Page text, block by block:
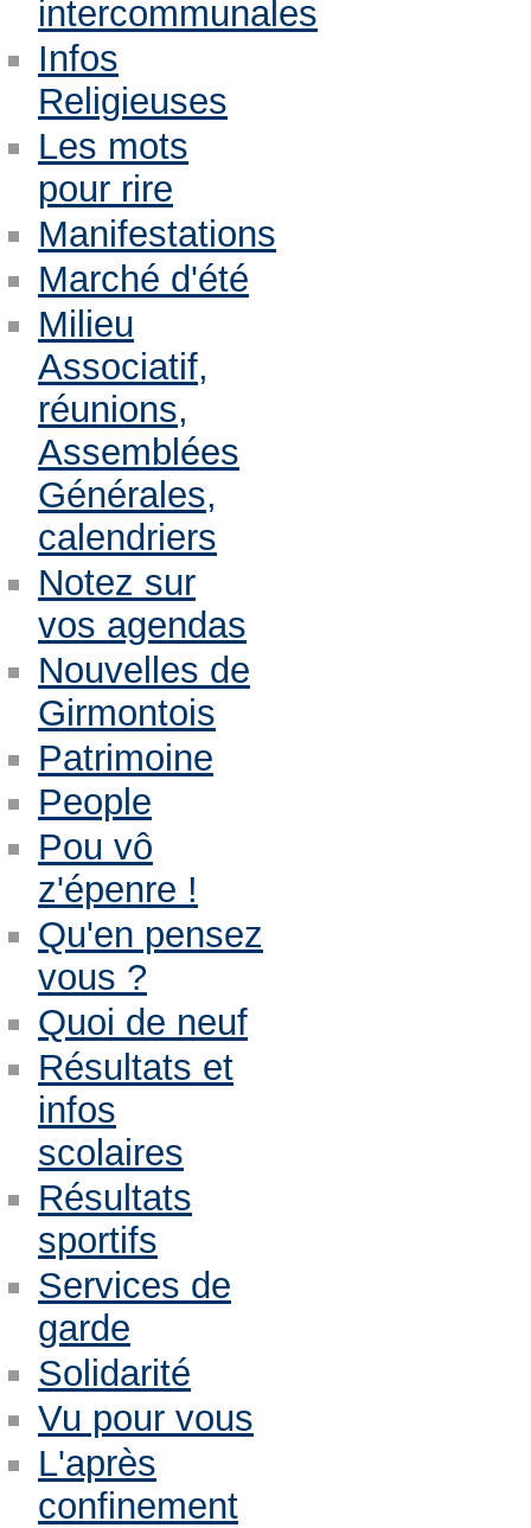
intercommunales
Infos
Religieuses
Les mots
pour rire
Manifestations
Marché d'été
Milieu
Associatif,
réunions,
Assemblées
Générales,
calendriers
Notez sur
vos agendas
Nouvelles de
Girmontois
Patrimoine
People
Pou vô
z'épenre !
Qu'en pensez
vous ?
Quoi de neuf
Résultats et
infos
scolaires
Résultats
sportifs
Services de
garde
Solidarité
Vu pour vous
L'après
confinement